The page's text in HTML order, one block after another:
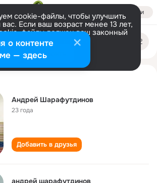
Войти
cookie-файлы, чтобы улучшить
Если ваш возраст менее 13 лет,
файлы должен ваш законный
Больше информации
все Настроить
Андрей Шарафутдинов
23 года
Добавить в друзья
андрей шарафутдинов
о контенте
— здесь